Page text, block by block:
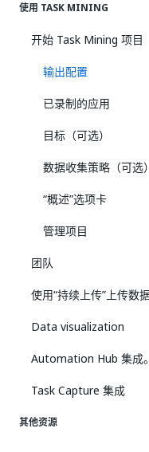
使用 TASK MINING
开始 Task Mining 项目
输出配置
已录制的应用
目标（可选）
数据收集策略（可选）
“概述”选项卡
管理项目
团队
使用“持续上传”上传数
Data visualization
Automation Hub 集成。
Task Capture 集成
其他资源